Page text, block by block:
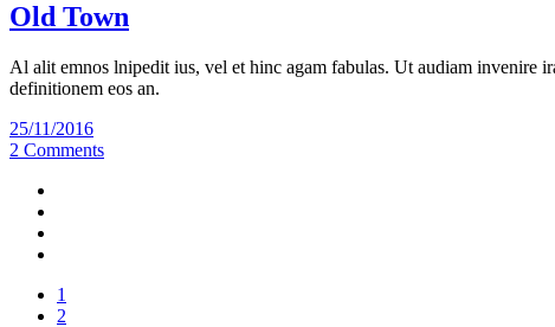
Old Town
Al alit emnos lnipedit ius, vel et hinc agam fabulas. Ut audiam invenire
definitionem eos an.
25/11/2016
2 Comments
1
2